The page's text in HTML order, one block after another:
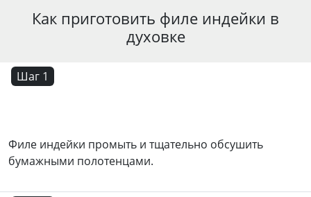
Как приготовить филе индейки в
духовке
Шаг 1
Филе индейки промыть и тщательно обсушить
бумажными полотенцами.